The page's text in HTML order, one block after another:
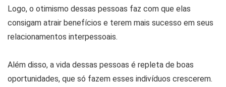
Logo, o otimismo dessas pessoas faz com que elas
consigam atrair benefícios e terem mais sucesso em seus
relacionamentos interpessoais.
Além disso, a vida dessas pessoas é repleta de boas
oportunidades, que só fazem esses indivíduos crescerem.